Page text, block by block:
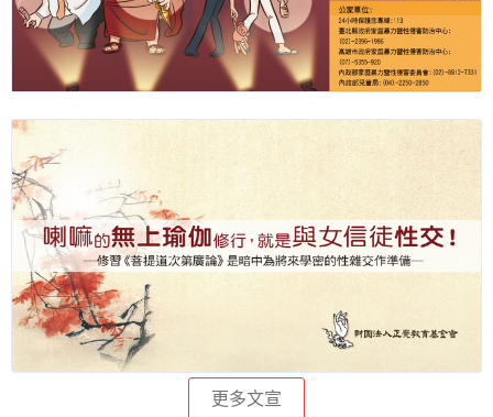
更多文宣